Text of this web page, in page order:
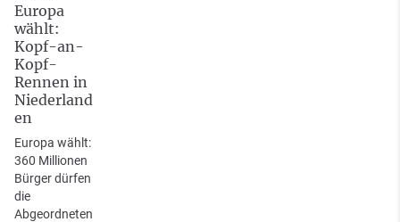
Europa
wählt:
Kopf-an-
Kopf-
Rennen in
Niederland
en
Europa wählt:
360 Millionen
Bürger dürfen
die
Abgeordneten